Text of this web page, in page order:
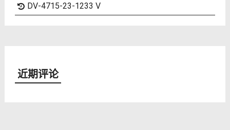
DV-4715-23-1233 V
近期评论